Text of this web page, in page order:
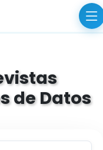
de Datos